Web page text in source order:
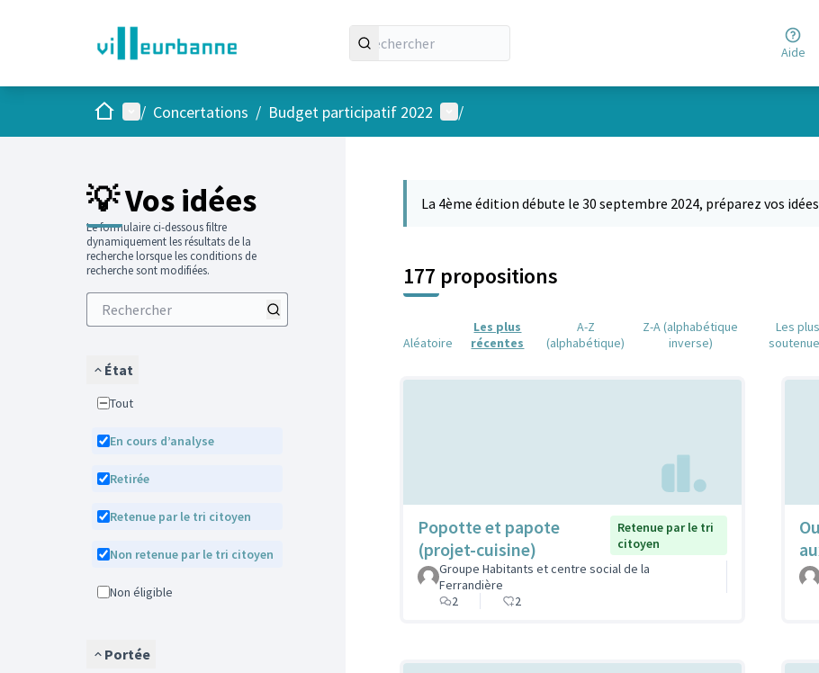
Aide
AccueilMenu principal
/ Concertations / Budget participatif 2022 Menu utilisateur
/
💡 Vos idées
Le formulaire ci-dessous filtre
dynamiquement les résultats de la
recherche lorsque les conditions de
recherche sont modifiées.
État
Tout
En cours d’analyse
Retirée
Retenue par le tri citoyen
Non retenue par le tri citoyen
Non éligible
Portée
La 4ème édition débute le 30 septembre 2024, préparez vos
177 propositions
Aléatoire
Les plus
récentes
A-Z
(alphabétique)
Z-A (alphabétique
inverse)
Les plus
Popotte et papote
(projet-cuisine)
Retenue par le tri
citoyen
Groupe Habitants et centre social de la
Ferrandière
2
2